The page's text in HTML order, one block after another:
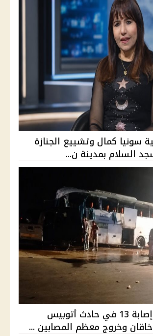
سونيا كمال وتشييع الجنازة
السلام بمدينة ن...
وفاة طفل وإصابة 13 في حادث أتوبيس
وخروج معظم المصابين ...